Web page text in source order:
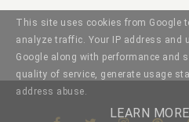
This site uses cookies from Google
analyze traffic. Your IP address and
Google along with performance and
quality of service, generate usage
address abuse.
LEARN MORE